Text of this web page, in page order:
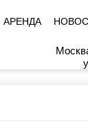
АРЕНДА